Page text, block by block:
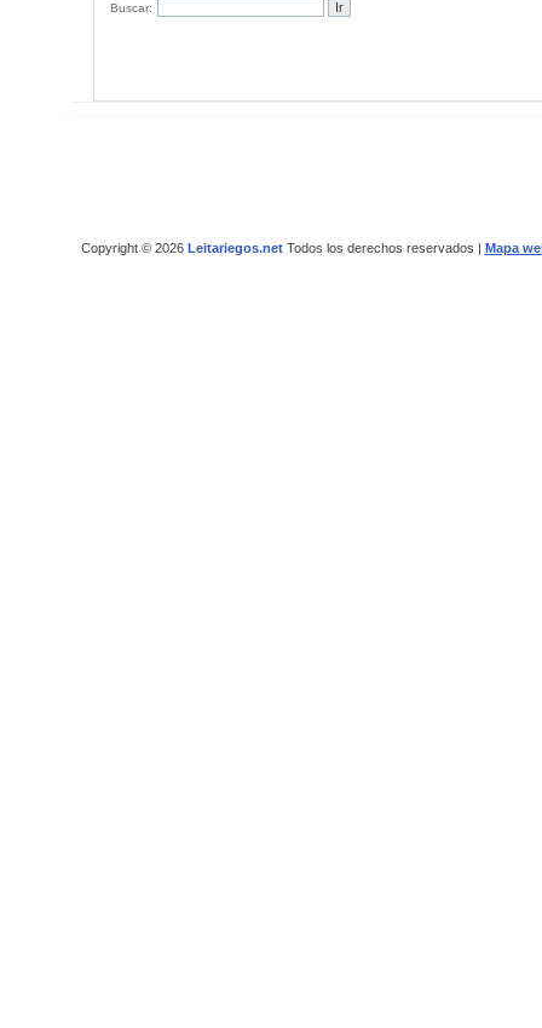
Buscar:
Copyright © 2026 Leitariegos.netTodos los derechos reservados | Mapa